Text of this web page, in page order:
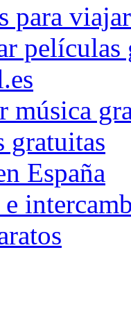
para viajar
películas
música
gratuitas
España